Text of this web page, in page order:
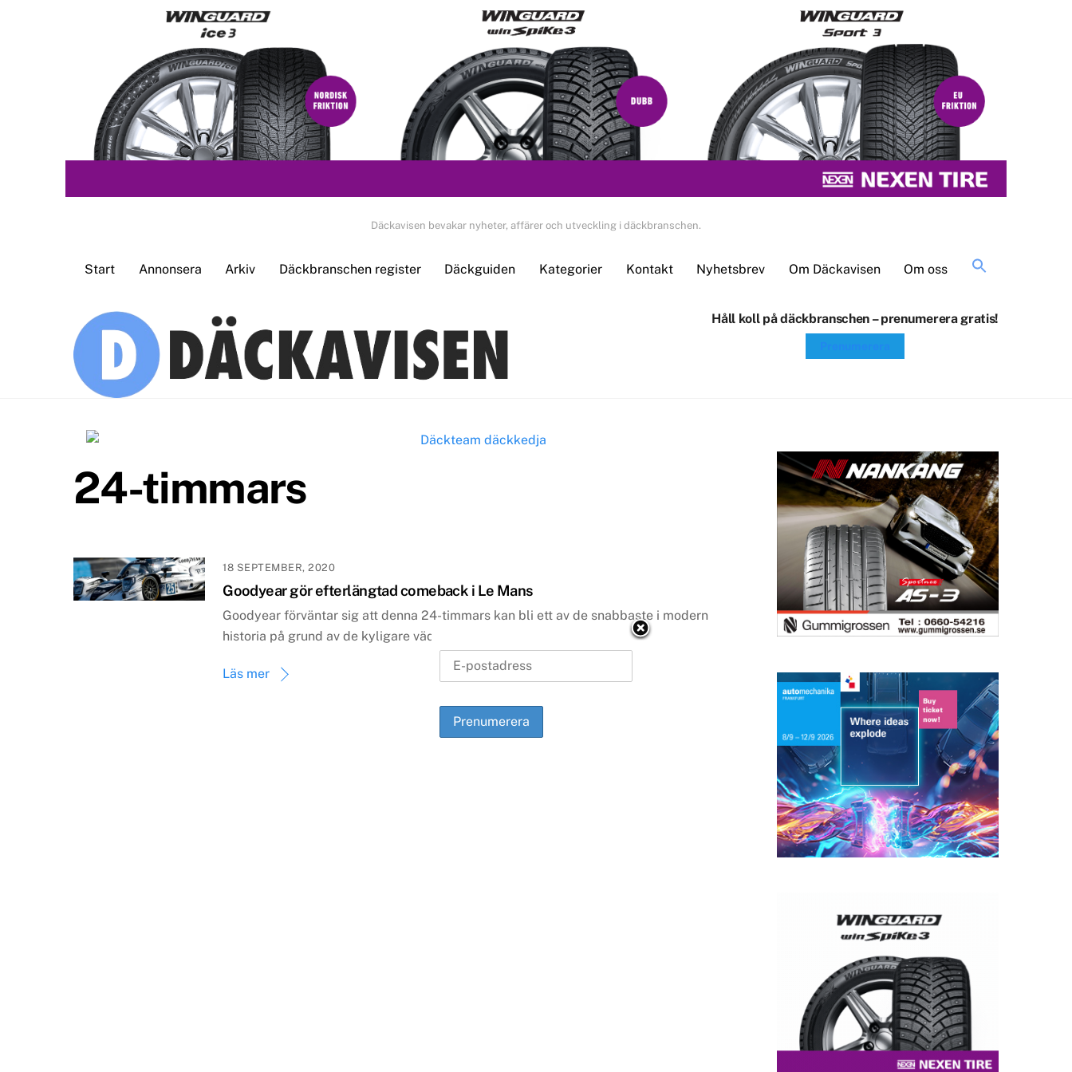
Däckavisen bevakar nyheter, affärer och utveckling i däckbranschen.
Start Annonsera Arkiv Däckbranschen register Däckguiden Kategorier Kontakt Nyhetsbrev Om Däckavisen Om oss
Håll koll på däckbranschen – prenumerera gratis!
24-timmars
18 SEPTEMBER, 2020
Goodyear gör efterlängtad comeback i Le Mans
Goodyear förväntar sig att denna 24-timmars kan bli ett av de snabbaste i modern
historia på grund av de kyligare väderförhållandena.
Läs mer